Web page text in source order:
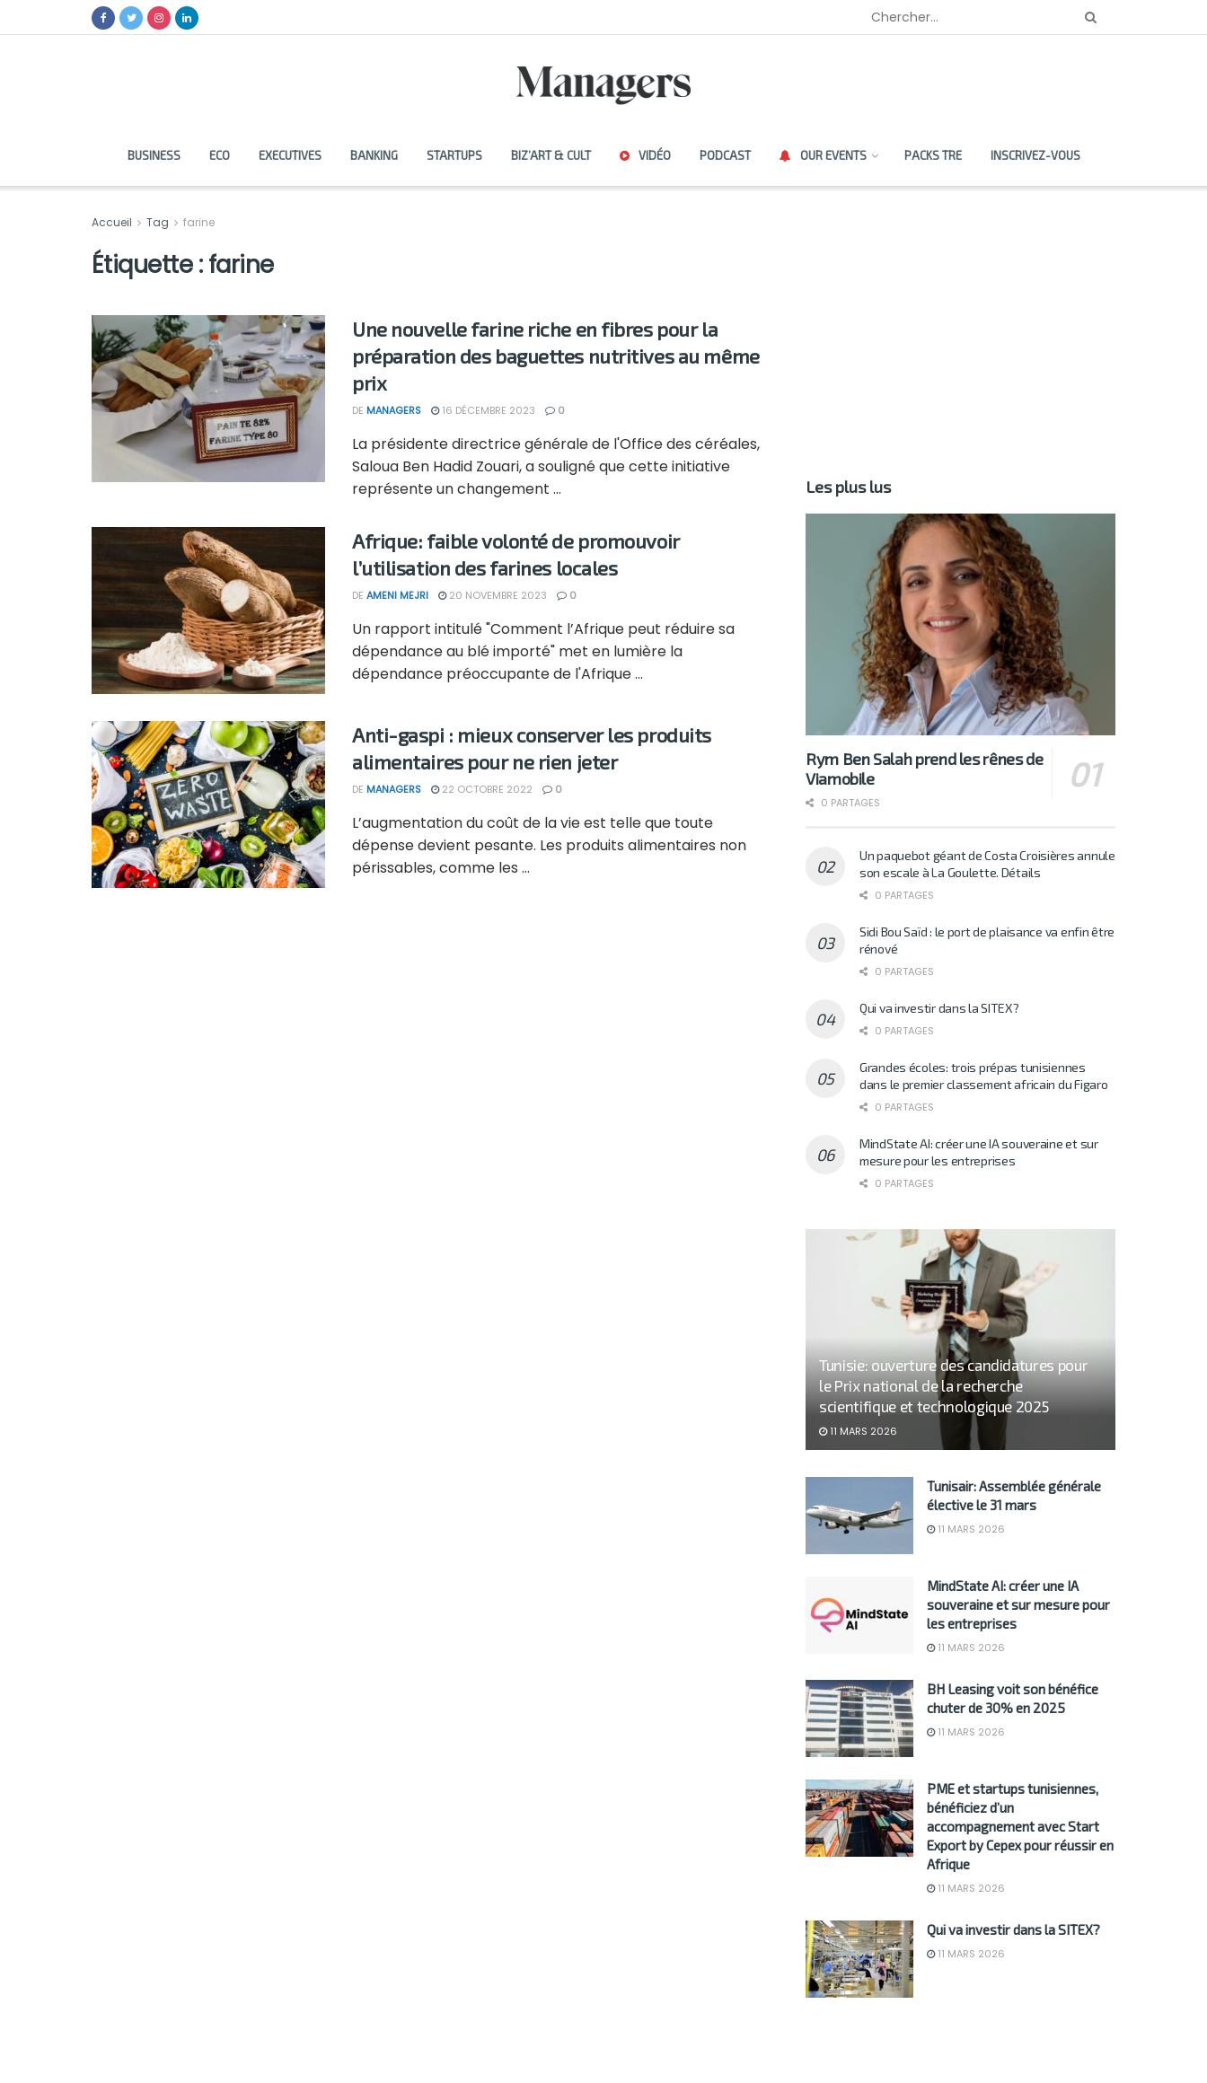
BUSINESS ECO EXECUTIVES BANKING STARTUPS BIZ’ART & CULT VIDÉO PODCAST OUR EVENTS PACKS TRE INSCRIVEZ-VOUS
Accueil Tag farine
Étiquette :farine
Une nouvelle farine riche en fibres pour la
préparation des baguettes nutritives au même
prix
DE MANAGERS 16 DÉCEMBRE 2023 0
La présidente directrice générale de l'Office des céréales,
Saloua Ben Hadid Zouari, a souligné que cette initiative
représente un changement ...
Afrique: faible volonté de promouvoir
l’utilisation des farines locales
DE AMENI MEJRI 20 NOVEMBRE 2023 0
Un rapport intitulé "Comment l’Afrique peut réduire sa
dépendance au blé importé" met en lumière la
dépendance préoccupante de l'Afrique ...
Anti-gaspi : mieux conserver les produits
alimentaires pour ne rien jeter
DE MANAGERS 22 OCTOBRE 2022 0
L’augmentation du coût de la vie est telle que toute
dépense devient pesante. Les produits alimentaires non
périssables, comme les ...
Les plus lus
Rym Ben Salah prend les rênes de
Viamobile
0 PARTAGES
Un paquebot géant de Costa Croisières annule
son escale à La Goulette. Détails
0 PARTAGES
Sidi Bou Saïd : le port de plaisance va enfin être
rénové
0 PARTAGES
Qui va investir dans la SITEX?
0 PARTAGES
Grandes écoles: trois prépas tunisiennes
dans le premier classement africain du Figaro
0 PARTAGES
MindState AI: créer une IA souveraine et sur
mesure pour les entreprises
0 PARTAGES
Tunisie: ouverture des candidatures pour
le Prix national de la recherche
scientifique et technologique 2025
11 MARS 2026
Tunisair: Assemblée générale
élective le 31 mars
11 MARS 2026
MindState AI: créer une IA
souveraine et sur mesure pour
les entreprises
11 MARS 2026
BH Leasing voit son bénéfice
chuter de 30% en 2025
11 MARS 2026
PME et startups tunisiennes,
bénéficiez d’un
accompagnement avec Start
Export by Cepex pour réussir en
Afrique
11 MARS 2026
Qui va investir dans la SITEX?
11 MARS 2026